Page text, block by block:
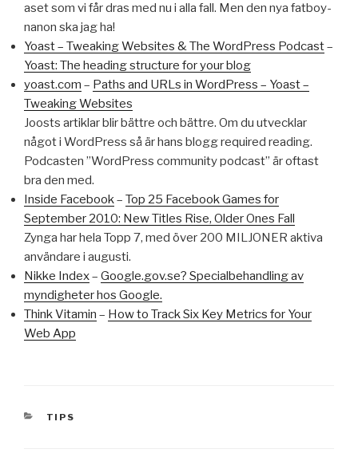
aset som vi får dras med nu i alla fall. Men den nya fatboy-
nanon ska jag ha!
Yoast – Tweaking Websites & The WordPress Podcast–
Yoast: The heading structure for your blog
yoast.com – Paths and URLs in WordPress – Yoast –
Tweaking Websites
Joosts artiklar blir bättre och bättre. Om du utvecklar
något i WordPress så är hans blogg required reading.
Podcasten ”WordPress community podcast” är oftast
bra den med.
Inside Facebook– Top 25 Facebook Games for
September 2010: New Titles Rise, Older Ones Fall
Zynga har hela Topp 7, med över 200 MILJONER aktiva
användare i augusti.
Nikke Index– Google.gov.se? Specialbehandling av
myndigheter hos Google.
Think Vitamin – How to Track Six Key Metrics for Your
Web App
KATEGORIER
TIPS